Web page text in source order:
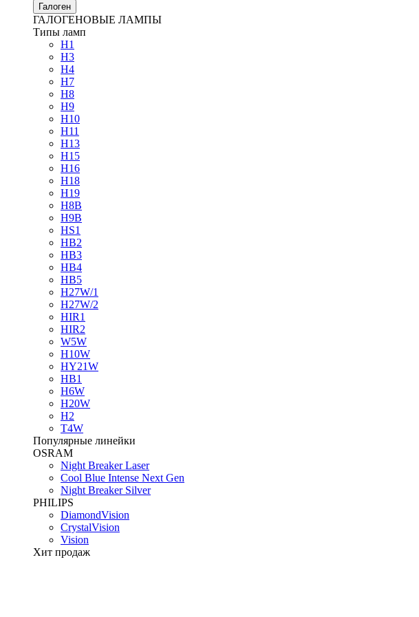
Галоген
ГАЛОГЕНОВЫЕ ЛАМПЫ
Типы ламп
H1
H3
H4
H7
H8
H9
H10
H11
H13
H15
H16
H18
H19
H8B
H9B
HS1
HB2
HB3
HB4
HB5
H27W/1
H27W/2
HIR1
HIR2
W5W
H10W
HY21W
HB1
H6W
H20W
H2
T4W
Популярные линейки
OSRAM
Night Breaker Laser
Cool Blue Intense Next Gen
Night Breaker Silver
PHILIPS
DiamondVision
CrystalVision
Vision
Хит продаж